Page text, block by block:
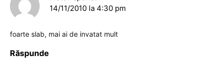
14/11/2010 la 4:30 pm
foarte slab, mai ai de invatat mult
Răspunde